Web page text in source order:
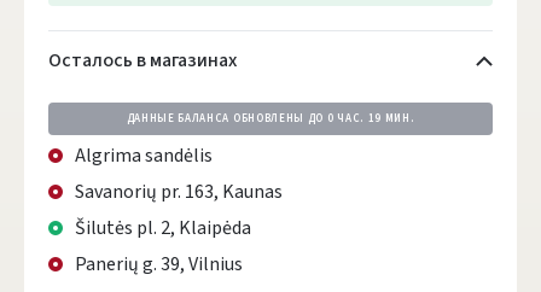
Осталось в магазинах
ДАННЫЕ БАЛАНСА ОБНОВЛЕНЫ ДО 0 ЧАС. 19 МИН.
Algrima sandėlis
Savanorių pr. 163, Kaunas
Šilutės pl. 2, Klaipėda
Panerių g. 39, Vilnius